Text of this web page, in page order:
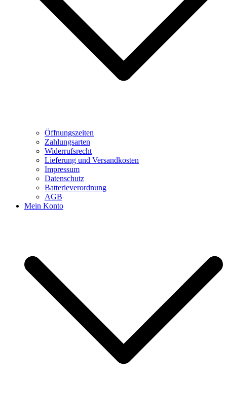
Öffnungszeiten
Zahlungsarten
Widerrufsrecht
Lieferung und Versandkosten
Impressum
Datenschutz
Batterieverordnung
AGB
Mein Konto